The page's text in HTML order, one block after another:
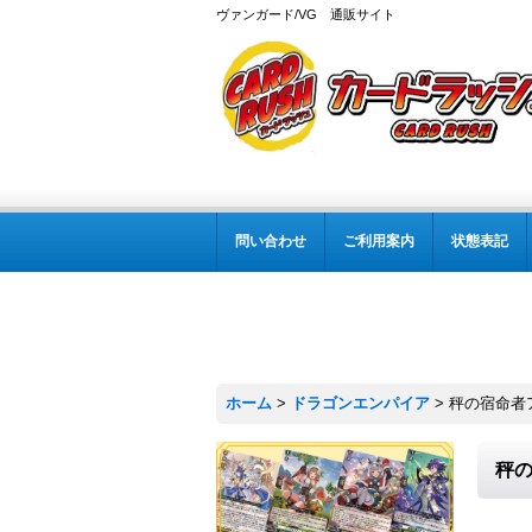
ヴァンガード/VG 通販サイト
問い合わせ ご利用案内 状態表記
ホーム > ドラゴンエンパイア > 秤の宿命者
秤